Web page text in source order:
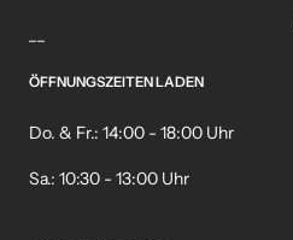
ÖFFNUNGSZEITEN LADEN
Do. & Fr.: 14:00 - 18:00 Uhr
Sa.: 10:30 - 13:00 Uhr